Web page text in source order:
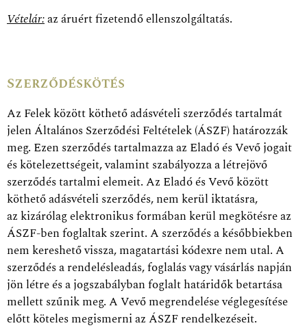
Vételár:az áruért fizetendő ellenszolgáltatás.
Szerződéskötés
Az Felek között köthető adásvételi szerződés tartalmát
jelen Általános Szerződési Feltételek (ÁSZF) határozzák
meg. Ezen szerződés tartalmazza az Eladó és Vevő jogait
és kötelezettségeit, valamint szabályozza a létrejövő
szerződés tartalmi elemeit. Az Eladó és Vevő között
köthető adásvételi szerződés, nem kerül iktatásra,
az kizárólag elektronikus formában kerül megkötésre az
ÁSZF-ben foglaltak szerint. A szerződés a későbbiekben
nem kereshető vissza, magatartási kódexre nem utal. A
szerződés a rendelésleadás, foglalás vagy vásárlás napján
jön létre és a jogszabályban foglalt határidők betartása
mellett szűnik meg. A Vevő megrendelése véglegesítése
előtt köteles megismerni az ÁSZF rendelkezéseit.